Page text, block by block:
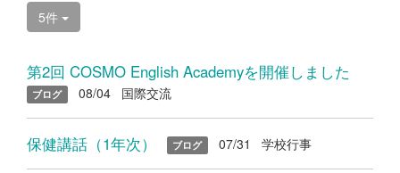
5件
第2回 COSMO English Academyを開催しました
ブログ 08/04 国際交流
保健講話（1年次） ブログ 07/31 学校行事